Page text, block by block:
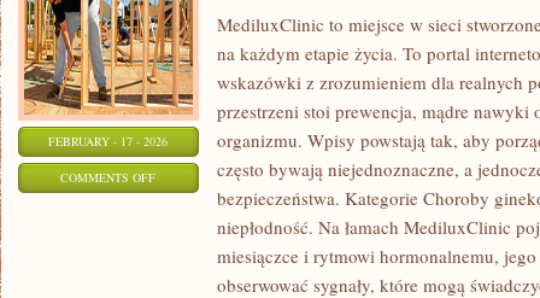
FEBRUARY - 17 - 2026
COMMENTS OFFON
ANTYKONCEPCJA
PLANOWANIE
MediluxClinic to miejsce w sieci
na każdym etapie życia. To portal
wskazówki z zrozumieniem dla realnych
przestrzeni stoi prewencja, mądre nawyki
organizmu. Wpisy powstają tak, aby
często bywają niejednoznaczne, a
bezpieczeństwa. Kategorie Choroby
niepłodność. Na łamach MediluxClinic
miesiączce i rytmowi hormonalnemu,
obserwować sygnały, które mogą